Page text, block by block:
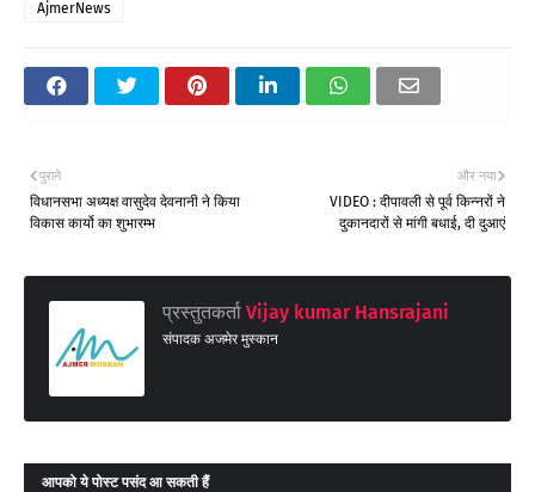
AjmerNews
और नया
VIDEO : दीपावली से पूर्व किन्नरों ने
दुकानदारों से मांगी बधाई, दी दुआएं
पुराने
विधानसभा अध्यक्ष वासुदेव देवनानी ने किया
विकास कार्यो का शुभारम्भ
प्रस्तुतकर्ता Vijay kumar Hansrajani
संपादक अजमेर मुस्कान
आपको ये पोस्ट पसंद आ सकती हैं